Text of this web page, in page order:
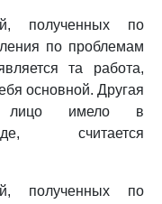
полученных по
по проблемам
та работа,
основной. Другая
лицо имело в
считается
полученных по